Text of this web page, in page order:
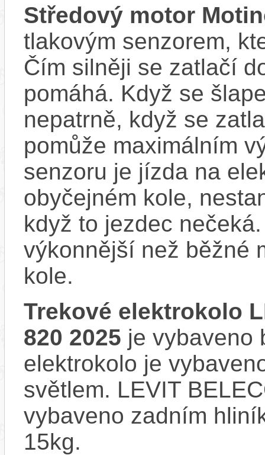
Středový motor
tlakovým senzorem,
Čím silněji se zatlačí
pomáhá. Když se
nepatrně, když se
pomůže maximálním
senzoru je jízda na
obyčejném kole,
když to jezdec
výkonnější než běžné
kole.
Trekové elektrokolo
820 2025 je vybaveno
elektrokolo je
světlem. LEVIT
vybaveno zadním
15kg.